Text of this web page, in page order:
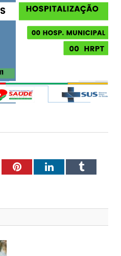
PinterestLinkedInTumblr